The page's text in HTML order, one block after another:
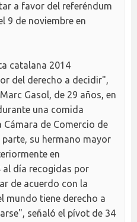
a favor del referéndum
9 de noviembre en
catalana 2014
del derecho a decidir",
Gasol, de 29 años, en
una comida
de Comercio de
parte, su hermano mayor
en
al día recogidas por
de acuerdo con la
mundo tiene derecho a
señaló el pívot de 34